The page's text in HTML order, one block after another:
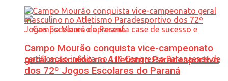
Campo Mourão conquista vice-campeonato
geral masculino no Atletismo Paradesportivo
dos 72º Jogos Escolares do Paraná